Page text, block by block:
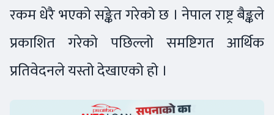
रकम धेरै भएको सङ्केत गरेको छ । नेपाल राष्ट्र बैङ्कले
प्रकाशित गरेको पछिल्लो समष्टिगत आर्थिक
प्रतिवेदनले यस्तो देखाएको हो ।